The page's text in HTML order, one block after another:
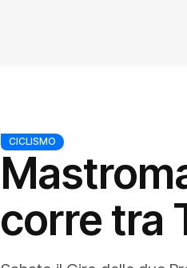
CICLISMO
corre tra